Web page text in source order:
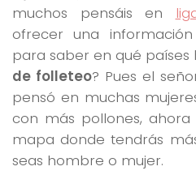
muchos pensáis en
ofrecer una
para saber en qué países
de folleteo? Pues el
pensó en muchas
con más pollones,
mapa donde tendrás
seas hombre o mujer.